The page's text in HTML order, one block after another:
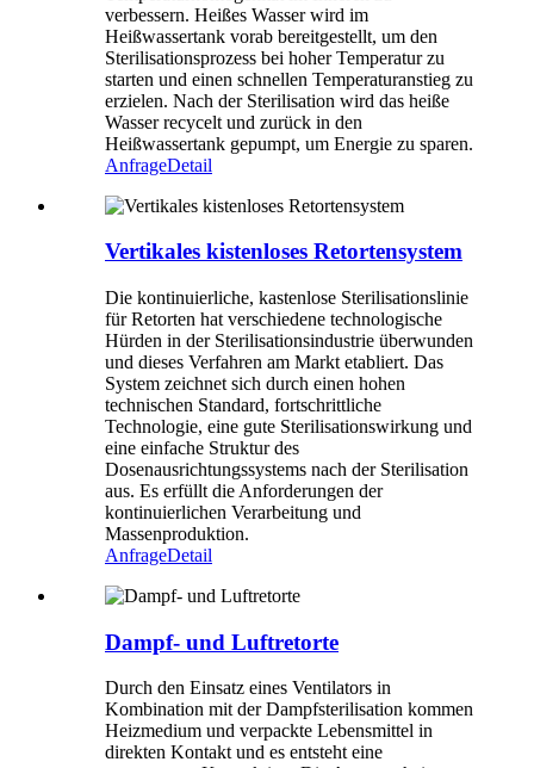
verbessern. Heißes Wasser wird im
Heißwassertank vorab bereitgestellt, um den
Sterilisationsprozess bei hoher Temperatur zu
starten und einen schnellen Temperaturanstieg zu
erzielen. Nach der Sterilisation wird das heiße
Wasser recycelt und zurück in den
Heißwassertank gepumpt, um Energie zu sparen.
AnfrageDetail
Vertikales kistenloses Retortensystem
Die kontinuierliche, kastenlose Sterilisationslinie
für Retorten hat verschiedene technologische
Hürden in der Sterilisationsindustrie überwunden
und dieses Verfahren am Markt etabliert. Das
System zeichnet sich durch einen hohen
technischen Standard, fortschrittliche
Technologie, eine gute Sterilisationswirkung und
eine einfache Struktur des
Dosenausrichtungssystems nach der Sterilisation
aus. Es erfüllt die Anforderungen der
kontinuierlichen Verarbeitung und
Massenproduktion.
AnfrageDetail
Dampf- und Luftretorte
Durch den Einsatz eines Ventilators in
Kombination mit der Dampfsterilisation kommen
Heizmedium und verpackte Lebensmittel in
direkten Kontakt und es entsteht eine